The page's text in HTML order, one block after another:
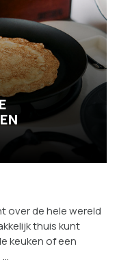
over de hele wereld
thuis kunt
keuken of een